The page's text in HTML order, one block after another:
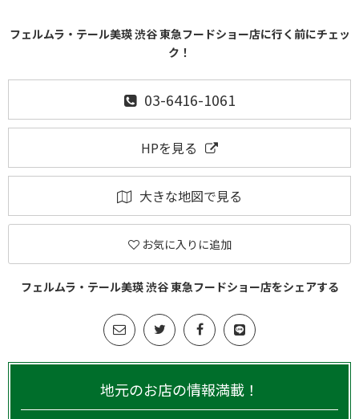
フェルムラ・テール美瑛 渋谷 東急フードショー店に行く前にチェッ
ク！
03-6416-1061
HPを見る
大きな地図で見る
お気に入りに追加
フェルムラ・テール美瑛 渋谷 東急フードショー店をシェアする
地元のお店の情報満載！